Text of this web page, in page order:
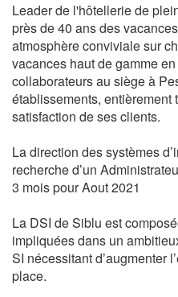
Leader de l'hôtellerie de
près de 40 ans des
atmosphère conviviale sur
vacances haut de gamme
collaborateurs au siège à
établissements,
satisfaction de ses clients.
La direction des systèmes
recherche d’un
3 mois pour Aout 2021
La DSI de Siblu est
impliquées dans un
SI nécessitant d’augmenter
place.